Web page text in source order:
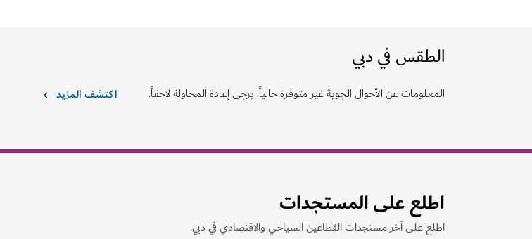
الطقس في دبي
المعلومات عن الأحوال الجوية غير متوفرة حالياً. يرجى إعادة المحاولة لاحقاً. اكتشف المزيد
اطلع على المستجدات
اطلع على آخر مستجدات القطاعين السياحي والاقتصادي في دبي